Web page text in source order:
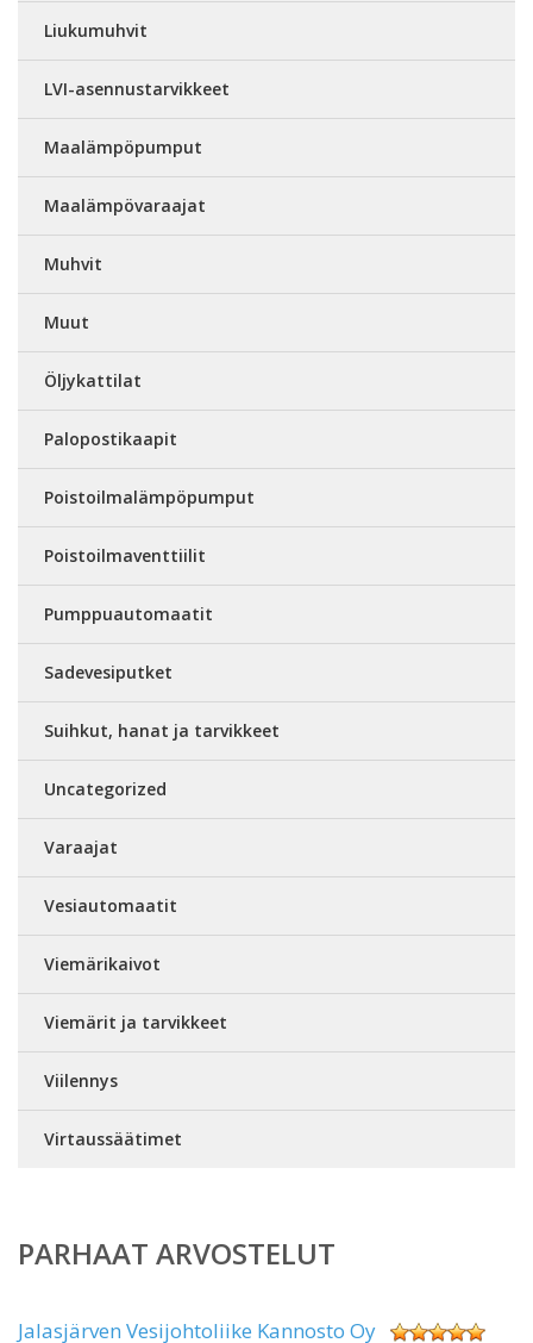
Liukumuhvit
LVI-asennustarvikkeet
Maalämpöpumput
Maalämpövaraajat
Muhvit
Muut
Öljykattilat
Palopostikaapit
Poistoilmalämpöpumput
Poistoilmaventtiilit
Pumppuautomaatit
Sadevesiputket
Suihkut, hanat ja tarvikkeet
Uncategorized
Varaajat
Vesiautomaatit
Viemärikaivot
Viemärit ja tarvikkeet
Viilennys
Virtaussäätimet
PARHAAT ARVOSTELUT
Jalasjärven Vesijohtoliike Kannosto Oy